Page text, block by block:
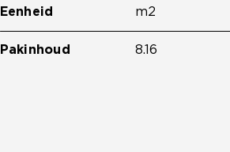
Eenheid m2
Pakinhoud 8.16